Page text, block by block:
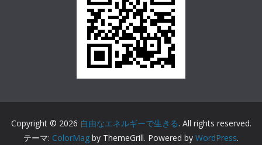
Copyright © 2026 自由なエネルギーで生きる. All rights reserved.
テーマ: ColorMag by ThemeGrill. Powered by WordPress.